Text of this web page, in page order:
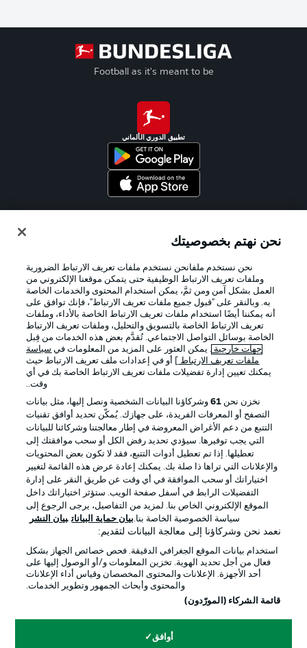
Football as it's meant to be
تطبيق الدوري الألماني
الإعلانات الإخطارات القانونية
شروط الاستخدام الوظائف
جهة النشر تواصل معنا
اللاعبون
© 2026 Bundesliga-Gruppe GmbH
نحن نهتم بخصوصيتك
نحن نستخدم ملفانحن نستخدم ملفات تعريف الارتباط الضرورية
وملفات تعريف الارتباط الوظيفية حتى يتمكن موقعنا الإلكتروني من
العمل بشكل آمن ومن ثمَّ، يمكن استخدام المحتوى والخدمات الخاصة
به. وبالنقر على "قبول جميع ملفات تعريف الارتباط"، فإنك توافق على
أنه يمكننا أيضًا استخدام ملفات تعريف الارتباط الخاصة بالأداء، وملفات
تعريف الارتباط الخاصة بالتسويق والتحليل، وملفات تعريف الارتباط
الخاصة بوسائل التواصل الاجتماعي. تُقدَّم بعض هذه الخدمات من قِبل
جهات خارجية . يمكن العثور على المزيد من المعلومات في سياسة
ملفات تعريف الارتباط
] أو في إعدادات ملف تعريف الارتباط حيث
يمكنك تعيين إدارة تفضيلات ملفات تعريف الارتباط الخاصة بك في أي
وقت..
نخزن نحن 61وشركاؤنا البيانات الشخصية ونصل إليها، مثل بيانات
التصفح أو المعرفات الفريدة، على جهازك. يُمكّن تحديد أوافق تقنيات
التتبع من دعم الأغراض المعروضة في إطار معالجتنا وشركائنا للبيانات
التي يجب توفيرها. سيؤدي تحديد رفض الكل أو سحب موافقتك إلى
تعطيلها. إذا تم تعطيل أدوات التتبع، فقد لا تكون بعض المحتويات
والإعلانات التي تراها ذا صلة بك. يمكنك إعادة عرض هذه القائمة لتغيير
اختياراتك أو سحب الموافقة في أي وقت عن طريق النقر على إدارة
التفضيلات الرابط في أسفل صفحة الويب. ستؤثر اختياراتك داخل
الموقع الإلكتروني الخاص بنا. لمزيد من التفاصيل، يرجى الرجوع إلى
سياسة الخصوصية الخاصة بنا.بيان حماية البيانات بيان النشر
نعمد نحن وشركاؤنا إلى معالجة البيانات لتقديم:
استخدام بيانات الموقع الجغرافي الدقيقة. فحص خصائص الجهاز بشكل
فعال من أجل تحديد الهوية. تخزين المعلومات و/أو الوصول إليها على
أحد الأجهزة. الإعلانات والمحتوى المخصصان وقياس أداء الإعلانات
والمحتوى وأبحاث الجمهور وتطوير الخدمات.
قائمة الشركاء (المورّدون)
أوافق